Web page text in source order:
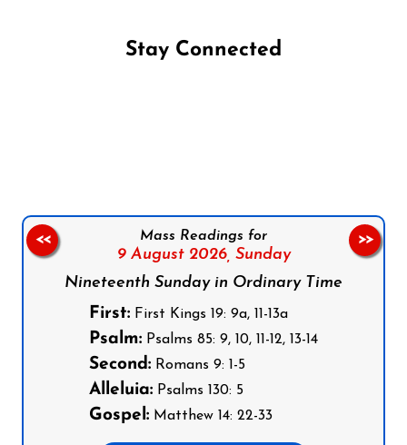
Stay Connected
Mass Readings for
9 August 2026, Sunday
Nineteenth Sunday in Ordinary Time
First: First Kings 19: 9a, 11-13a
Psalm: Psalms 85: 9, 10, 11-12, 13-14
Second: Romans 9: 1-5
Alleluia: Psalms 130: 5
Gospel: Matthew 14: 22-33
<< >>